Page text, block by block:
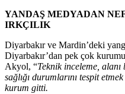
YANDAŞ MEDYADAN
IRKÇILIK
Diyarbakır ve Mardin’deki
Diyarbakır’dan pek çok
Akyol, “Teknik inceleme,
sağlığı durumlarını tespit
kurum gitti.